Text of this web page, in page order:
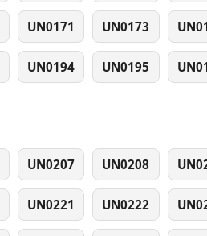
UN0171 UN0173
UN0194 UN0195
UN0207 UN0208
UN0221 UN0222